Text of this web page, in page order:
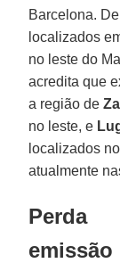
Barcelona.
localizados
no leste do
acredita que
a região de
no leste, e
localizados
atualmente
Perda